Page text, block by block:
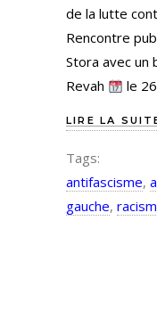
de la lutte
Rencontre
Stora avec un
Revah
le
LIRE LA
Tags:
antifascisme,
gauche,